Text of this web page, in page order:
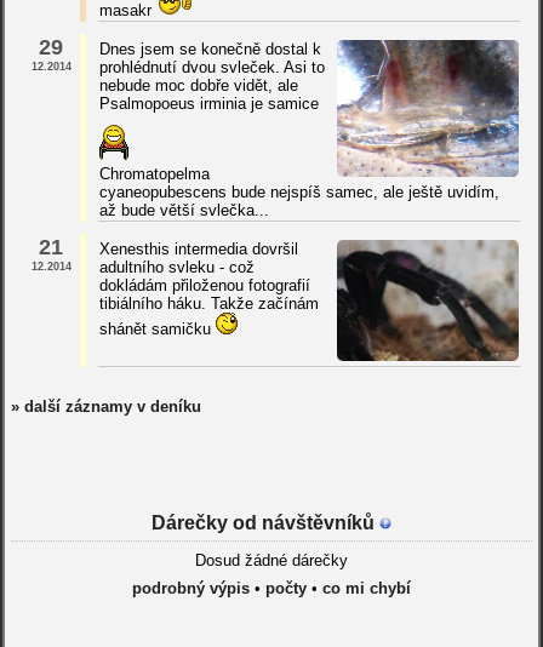
masakr
29
12.2014
Dnes jsem se konečně dostal k
prohlédnutí dvou svleček. Asi to
nebude moc dobře vidět, ale
Psalmopoeus irminia je samice
Chromatopelma
cyaneopubescens bude nejspíš samec, ale ještě uvidím,
až bude větší svlečka...
21
12.2014
Xenesthis intermedia dovršil
adultního svleku - což
dokládám přiloženou fotografií
tibiálního háku. Takže začínám
shánět samičku
» další záznamy v deníku
Dárečky od návštěvníků
Dosud žádné dárečky
podrobný výpis• počty• co mi chybí